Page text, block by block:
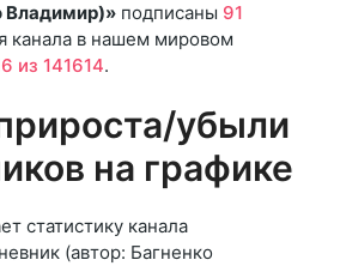
Владимир)» подписаны 91
канала в нашем мировом
из 141614.
убыли
на графике
статистику канала
(автор: Багненко